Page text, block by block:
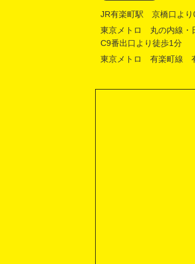
JR有楽町駅 京橋口より
東京メトロ 丸の内線・
C9番出口より徒歩1分
東京メトロ 有楽町線